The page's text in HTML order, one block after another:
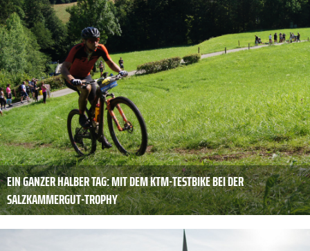
EIN GANZER HALBER TAG: MIT DEM KTM-TESTBIKE BEI DER
SALZKAMMERGUT-TROPHY